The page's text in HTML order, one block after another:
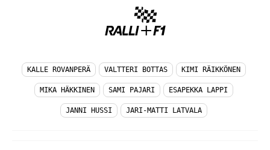
KALLE ROVANPERÄ VALTTERI BOTTAS KIMI RÄIKKÖNEN
MIKA HÄKKINEN SAMI PAJARI ESAPEKKA LAPPI
JANNI HUSSI JARI-MATTI LATVALA